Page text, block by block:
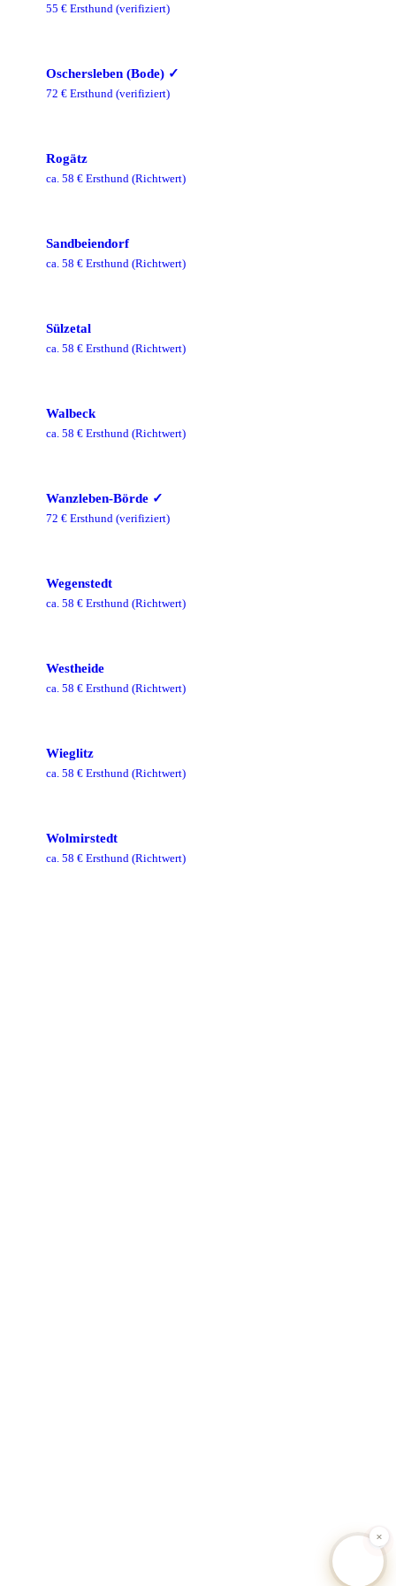
55 € Ersthund (verifiziert)
Oschersleben (Bode) ✓
72 € Ersthund (verifiziert)
Rogätz
ca. 58 € Ersthund (Richtwert)
Sandbeiendorf
ca. 58 € Ersthund (Richtwert)
Sülzetal
ca. 58 € Ersthund (Richtwert)
Walbeck
ca. 58 € Ersthund (Richtwert)
Wanzleben-Börde ✓
72 € Ersthund (verifiziert)
Wegenstedt
ca. 58 € Ersthund (Richtwert)
Westheide
ca. 58 € Ersthund (Richtwert)
Wieglitz
ca. 58 € Ersthund (Richtwert)
Wolmirstedt
ca. 58 € Ersthund (Richtwert)